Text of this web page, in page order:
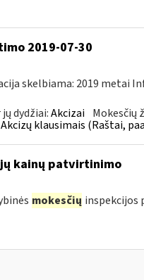
2019-07-30
skelbiama: 2019 metai
dydžiai:Akcizai Mokesčių
klausimais (Raštai,
kainų patvirtinimo
mokesčių inspekcijos